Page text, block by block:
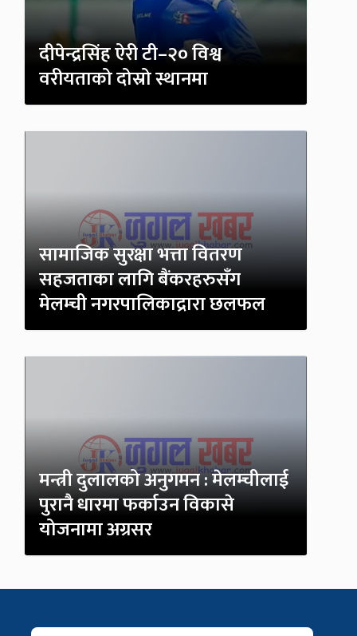
दीपेन्द्रसिंह ऐरी टी–२० विश्व
वरीयताको दोस्रो स्थानमा
सामाजिक सुरक्षा भत्ता वितरण
सहजताका लागि बैंकरहरुसँग
मेलम्ची नगरपालिकाद्रारा छलफल
मन्त्री दुलालको अनुगमन : मेलम्चीलाई
पुरानै धारमा फर्काउन विकासे
योजनामा अग्रसर